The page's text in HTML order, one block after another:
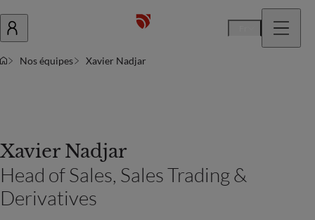
Nos équipes Xavier Nadjar
Xavier Nadjar
Head of Sales, Sales Trading &
Derivatives